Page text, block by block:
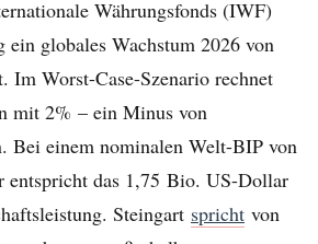
Währungsfonds (IWF)
ein globales Wachstum 2026 von
Im Worst-Case-Szenario rechnet
mit 2% – ein Minus von
Bei einem nominalen Welt-BIP von
das 1,75 Bio. US-Dollar
Steingart spricht von